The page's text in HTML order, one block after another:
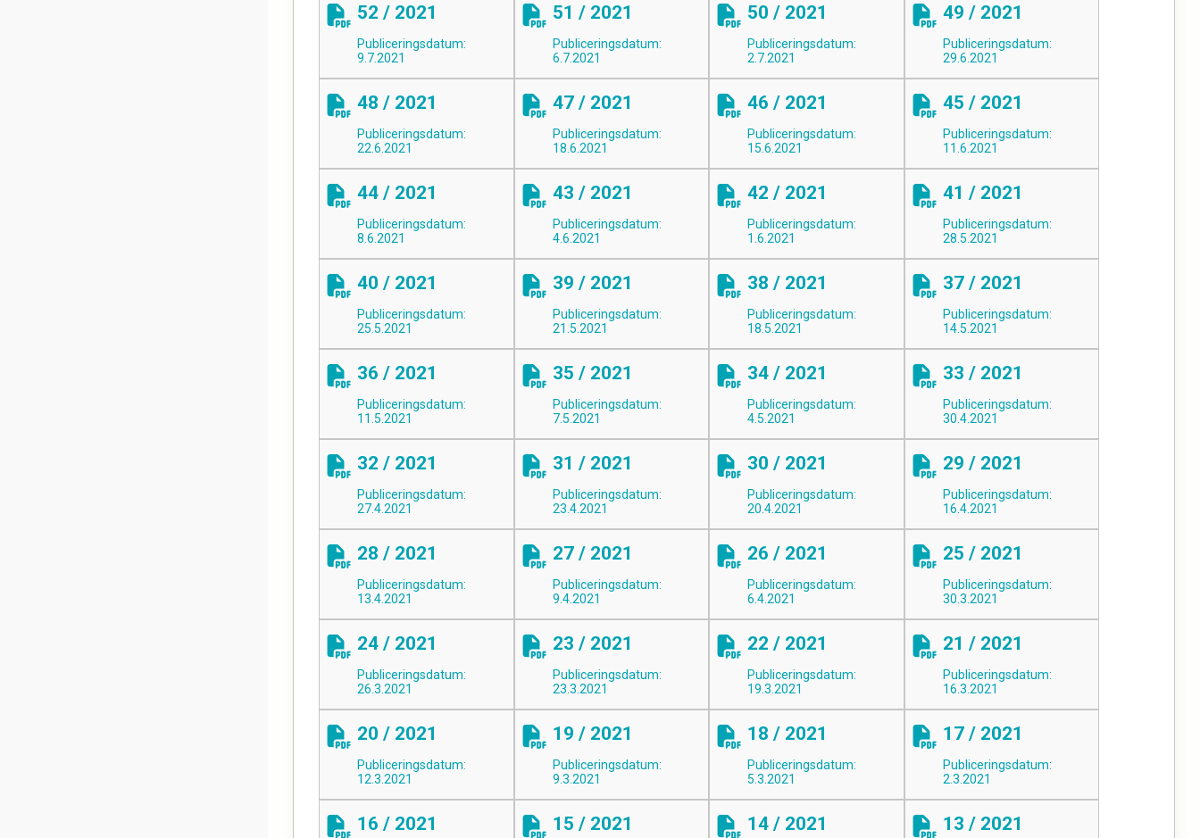
52 / 2021
Publiceringsdatum:
9.7.2021
51 / 2021
Publiceringsdatum:
6.7.2021
50 / 2021
Publiceringsdatum:
2.7.2021
49 / 2021
Publiceringsdatum:
29.6.2021
48 / 2021
Publiceringsdatum:
22.6.2021
47 / 2021
Publiceringsdatum:
18.6.2021
46 / 2021
Publiceringsdatum:
15.6.2021
45 / 2021
Publiceringsdatum:
11.6.2021
44 / 2021
Publiceringsdatum:
8.6.2021
43 / 2021
Publiceringsdatum:
4.6.2021
42 / 2021
Publiceringsdatum:
1.6.2021
41 / 2021
Publiceringsdatum:
28.5.2021
40 / 2021
Publiceringsdatum:
25.5.2021
39 / 2021
Publiceringsdatum:
21.5.2021
38 / 2021
Publiceringsdatum:
18.5.2021
37 / 2021
Publiceringsdatum:
14.5.2021
36 / 2021
Publiceringsdatum:
11.5.2021
35 / 2021
Publiceringsdatum:
7.5.2021
34 / 2021
Publiceringsdatum:
4.5.2021
33 / 2021
Publiceringsdatum:
30.4.2021
32 / 2021
Publiceringsdatum:
27.4.2021
31 / 2021
Publiceringsdatum:
23.4.2021
30 / 2021
Publiceringsdatum:
20.4.2021
29 / 2021
Publiceringsdatum:
16.4.2021
28 / 2021
Publiceringsdatum:
13.4.2021
27 / 2021
Publiceringsdatum:
9.4.2021
26 / 2021
Publiceringsdatum:
6.4.2021
25 / 2021
Publiceringsdatum:
30.3.2021
24 / 2021
Publiceringsdatum:
26.3.2021
23 / 2021
Publiceringsdatum:
23.3.2021
22 / 2021
Publiceringsdatum:
19.3.2021
21 / 2021
Publiceringsdatum:
16.3.2021
20 / 2021
Publiceringsdatum:
12.3.2021
19 / 2021
Publiceringsdatum:
9.3.2021
18 / 2021
Publiceringsdatum:
5.3.2021
17 / 2021
Publiceringsdatum:
2.3.2021
16 / 2021 15 / 2021 14 / 2021 13 / 2021